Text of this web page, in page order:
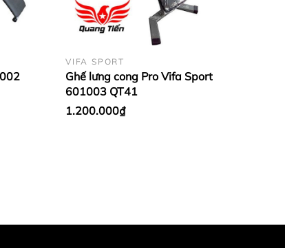
VIFA SPORT
Ghế lưng cong Pro Vifa Sport
601003 QT41
1.200.000₫